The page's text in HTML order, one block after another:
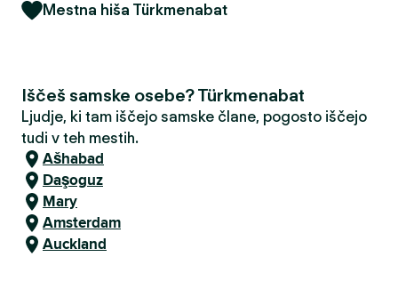
Mestna hiša Türkmenabat
Iščeš samske osebe? Türkmenabat
Ljudje, ki tam iščejo samske člane, pogosto iščejo
tudi v teh mestih.
Ašhabad
Daşoguz
Mary
Amsterdam
Auckland